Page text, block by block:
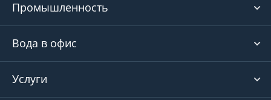
Промышленность
Вода в офис
Услуги